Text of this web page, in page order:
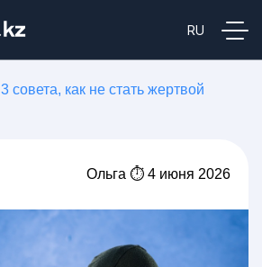
3 совета, как не стать жертвой
Ольга ⏱ 4 июня 2026